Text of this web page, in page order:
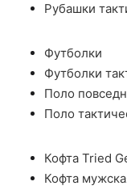
Рубашки
Футболки
Футболки
Поло
Поло
Кофта Tried
Кофта